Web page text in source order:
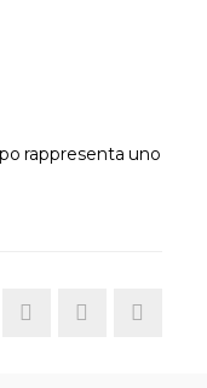
rappresenta uno